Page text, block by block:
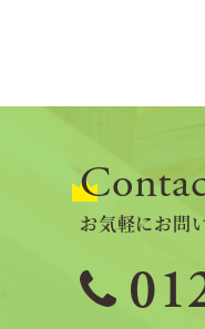
お気軽にお問